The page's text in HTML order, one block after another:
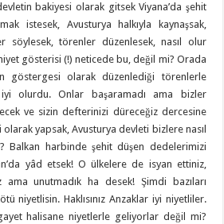
bakiyesi olarak gitsek Viyana’da şehit
istesek, Avusturya halkıyla kaynaşsak,
söylesek, törenler düzenlesek, nasıl olur
gösterisi (!) neticede bu, değil mi? Orada
göstergesi olarak düzenlediği törenlerle
olurdu. Onlar başaramadı ama bizler
ve sizin defterinizi düreceğiz dercesine
olarak yapsak, Avusturya devleti bizlere nasıl
Balkan harbinde şehit düşen dedelerimizi
yâd etsek! O ülkelere de isyan ettiniz,
unutmadık ha desek! Şimdi bazıları
niyetlisin. Haklısınız Anzaklar iyi niyetliler.
halisane niyetlerle geliyorlar değil mi?